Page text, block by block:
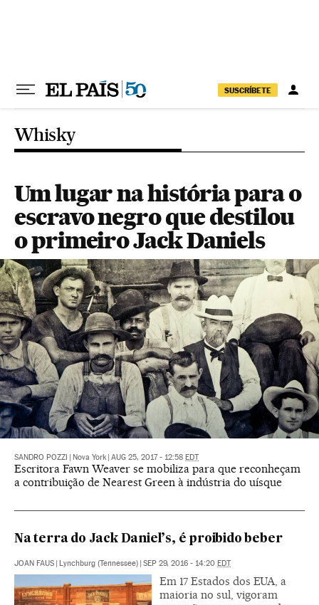
SUSCRÍBETE
Whisky
Um lugar na história para o
escravo negro que destilou
o primeiro Jack Daniels
SANDRO POZZI Nova York AUG 25, 2017 - 12:58 EDT
Escritora Fawn Weaver se mobiliza para que reconheçam
a contribuição de Nearest Green à indústria do uísque
Na terra do Jack Daniel’s, é proibido beber
JOAN FAUS Lynchburg (Tennessee) SEP 29, 2016 - 14:20 EDT
Em 17 Estados dos EUA, a
maioria no sul, vigoram